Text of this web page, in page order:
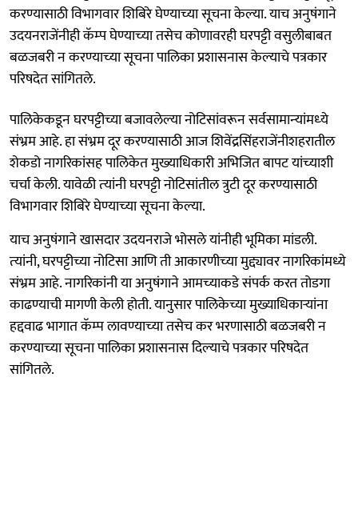
करण्‍यासाठी विभागवार शिबिरे घेण्‍याच्‍या सूचना केल्‍या. याच अनुषंगाने
उदयनराजेंनीही कॅम्‍प घेण्‍याच्‍या तसेच कोणावरही घरपट्टी वसुलीबाबत
बळजबरी न करण्‍याच्‍या सूचना पालिका प्रशासनास केल्‍याचे पत्रकार
परिषदेत सांगितले.
पालिकेकडून घरपट्टीच्या बजावलेल्‍या नोटिसांवरून सर्वसामान्‍यांमध्‍ये
संभ्रम आहे. हा संभ्रम दूर करण्‍यासाठी आज शिवेंद्रसिंहराजेंनीशहरातील
शेकडो नागरिकांसह पालिकेत मुख्‍याधिकारी अभिजित बापट यांच्‍याशी
चर्चा केली. यावेळी त्‍यांनी घरपट्टी नोटिसांतील त्रुटी दूर करण्‍यासाठी
विभागवार शिबिरे घेण्‍याच्‍या सूचना केल्‍या.
याच अनुषंगाने खासदार उदयनराजे भोसले यांनीही भूमिका मांडली.
त्‍यांनी, घरपट्टीच्या नोटिसा आणि ती आकारणीच्‍या मुद्द्यावर नागरिकांमध्ये
संभ्रम आहे. नागरिकांनी या अनुषंगाने आमच्‍याकडे संपर्क करत तोडगा
काढण्‍याची मागणी केली होती. यानुसार पालिकेच्या मुख्याधिकाऱ्यांना
हद्दवाढ भागात कॅम्प लावण्‍याच्‍या तसेच कर भरणासाठी बळजबरी न
करण्‍याच्‍या सूचना पालिका प्रशासनास दिल्‍याचे पत्रकार परिषदेत
सांगितले.